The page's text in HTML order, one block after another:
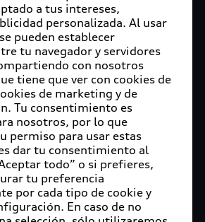
a tus intereses,
personalizada. Al usar
pueden establecer
tu navegador y servidores
con nosotros
tiene que ver con cookies de
de marketing y de
Tu consentimiento es
nosotros, por lo que
permiso para usar estas
dar tu consentimiento al
todo” o si prefieres,
tu preferencia
por cada tipo de cookie y
En caso de no